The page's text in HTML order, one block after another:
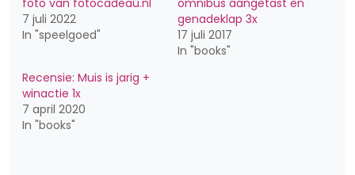
7 juli 2022
In "speelgoed"
genadeklap 3x
17 juli 2017
In "books"
Recensie: Muis is jarig +
winactie 1x
7 april 2020
In "books"